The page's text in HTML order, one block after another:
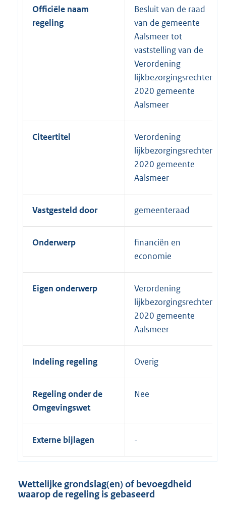
Officiële naam
regeling
Besluit van de raad
van de gemeente
Aalsmeer tot
vaststelling van de
Verordening
lijkbezorgingsrechten
2020 gemeente
Aalsmeer
Citeertitel
Verordening
lijkbezorgingsrechten
2020 gemeente
Aalsmeer
Vastgesteld door gemeenteraad
Onderwerp
financiën en
economie
Eigen onderwerp
Verordening
lijkbezorgingsrechten
2020 gemeente
Aalsmeer
Indeling regeling Overig
Regeling onder de
Omgevingswet
Nee
Externe bijlagen
Wettelijke grondslag(en) of bevoegdheid
waarop de regeling is gebaseerd